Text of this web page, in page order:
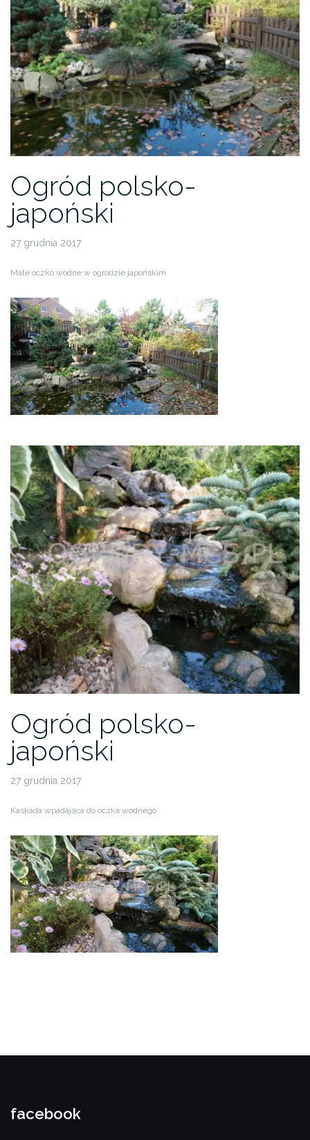
Ogród polsko-
japoński
27 grudnia 2017
Małe oczko wodne w ogrodzie japońskim
Ogród polsko-
japoński
27 grudnia 2017
Kaskada wpadająca do oczka wodnego
facebook